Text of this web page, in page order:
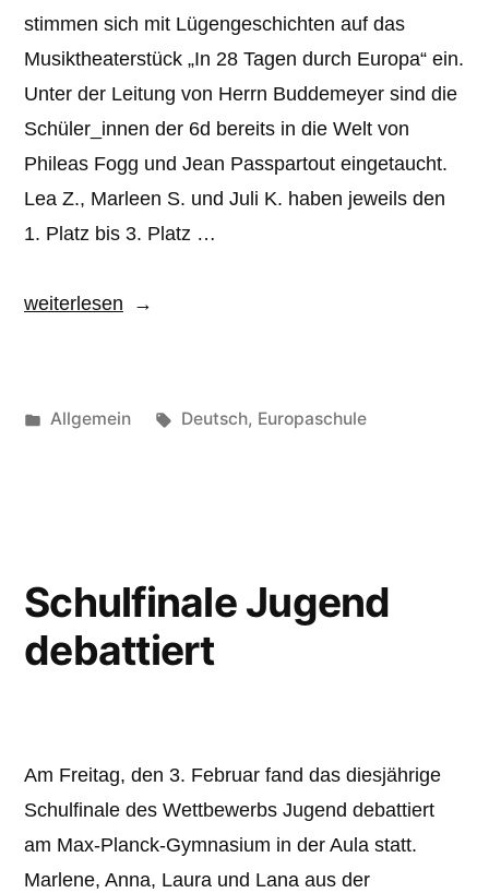
stimmen sich mit Lügengeschichten auf das
Musiktheaterstück „In 28 Tagen durch Europa“ ein.
Unter der Leitung von Herrn Buddemeyer sind die
Schüler_innen der 6d bereits in die Welt von
Phileas Fogg und Jean Passpartout eingetaucht.
Lea Z., Marleen S. und Juli K. haben jeweils den
1. Platz bis 3. Platz …
„Lügengeschichten
weiterlesen
Veröffentlicht
Allgemein Schlagwörter:
Deutsch, Europaschule
Schulfinale Jugend
debattiert
Am Freitag, den 3. Februar fand das diesjährige
Schulfinale des Wettbewerbs Jugend debattiert
am Max-Planck-Gymnasium in der Aula statt.
Marlene, Anna, Laura und Lana aus der